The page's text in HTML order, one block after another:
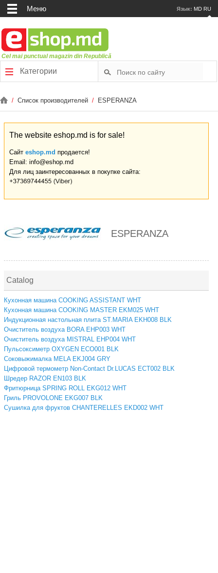
Меню Язык: MD RU
Cel mai punctual magazin din Republică
Категории
/ Список производителей / ESPERANZA
The website eshop.md is for sale!
Сайт eshop.md продается!
Email: info@eshop.md
Для лиц заинтересованных в покупке сайта:
ESPERANZA
Catalog
Кухонная машина COOKING ASSISTANT WHT
Кухонная машина COOKING MASTER EKM025 WHT
Индукционная настольная плита ST.MARIA EKH008 BLK
Очиститель воздуха BORA EHP003 WHT
Очиститель воздуха MISTRAL EHP004 WHT
Пульсоксиметр OXYGEN ECO001 BLK
Соковыжималка MELA EKJ004 GRY
Цифровой термометр Non-Contact Dr.LUCAS ECT002 BLK
Шредер RAZOR EN103 BLK
Фритюрница SPRING ROLL EKG012 WHT
Гриль PROVOLONE EKG007 BLK
Сушилка для фруктов CHANTERELLES EKD002 WHT